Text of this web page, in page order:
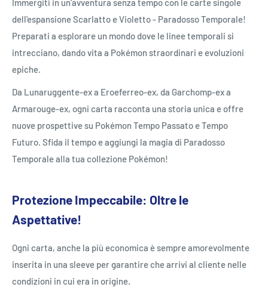
dell'espansione Scarlatto e Violetto - Paradosso Temporale!
Preparati a esplorare un mondo dove le linee temporali si
intrecciano, dando vita a Pokémon straordinari e evoluzioni
epiche.
Da Lunaruggente-ex a Eroeferreo-ex, da Garchomp-ex a
Armarouge-ex, ogni carta racconta una storia unica e offre
nuove prospettive su Pokémon Tempo Passato e Tempo
Futuro. Sfida il tempo e aggiungi la magia di Paradosso
Temporale alla tua collezione Pokémon!
Protezione Impeccabile: Oltre le
Aspettative!
Ogni carta, anche la più economica è sempre amorevolmente
inserita in una sleeve per garantire che arrivi al cliente nelle
condizioni in cui era in origine.